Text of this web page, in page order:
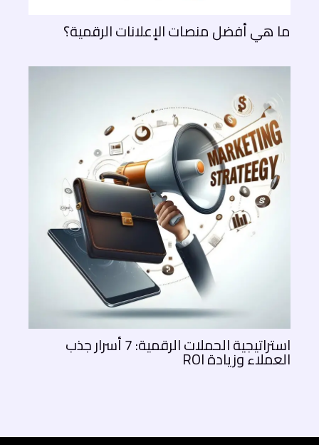
ما هي أفضل منصات الإعلانات الرقمية؟
استراتيجية الحملات الرقمية: 7 أسرار جذب
العملاء وزيادة ROI